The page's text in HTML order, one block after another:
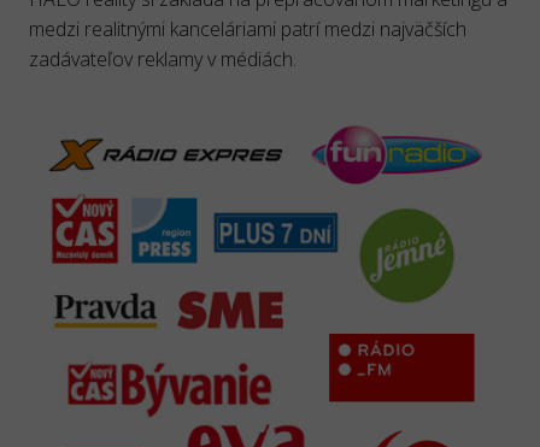
medzi realitnými kanceláriami patrí medzi najväčších
zadávateľov reklamy v médiách.